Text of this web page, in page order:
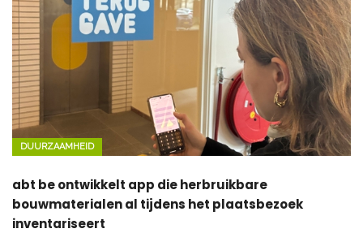
DUURZAAMHEID
abt be ontwikkelt app die herbruikbare
bouwmaterialen al tijdens het plaatsbezoek
inventariseert